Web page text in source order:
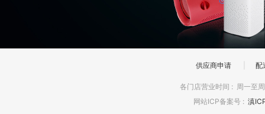
供应商申请 配
各门店营业时间 : 周一至
网站ICP备案号 : 滇